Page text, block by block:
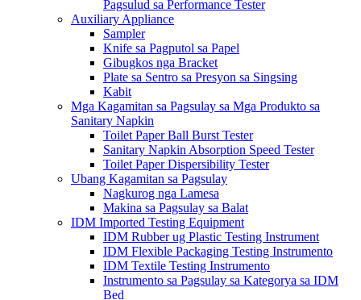
Pagsulud sa Performance Tester
Auxiliary Appliance
Sampler
Knife sa Pagputol sa Papel
Gibugkos nga Bracket
Plate sa Sentro sa Presyon sa Singsing
Kabit
Mga Kagamitan sa Pagsulay sa Mga Produkto sa
Sanitary Napkin
Toilet Paper Ball Burst Tester
Sanitary Napkin Absorption Speed ​​Tester
Toilet Paper Dispersibility Tester
Ubang Kagamitan sa Pagsulay
Nagkurog nga Lamesa
Makina sa Pagsulay sa Balat
IDM Imported Testing Equipment
IDM Rubber ug Plastic Testing Instrument
IDM Flexible Packaging Testing Instrumento
IDM Textile Testing Instrumento
Instrumento sa Pagsulay sa Kategorya sa IDM
Bed